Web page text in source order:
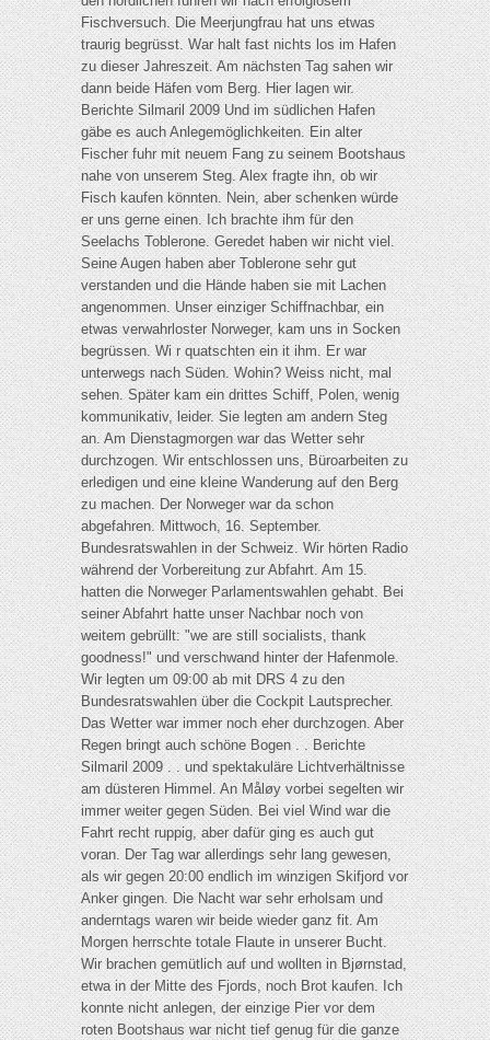
Fischversuch. Die Meerjungfrau hat uns etwas
traurig begrüsst. War halt fast nichts los im Hafen
zu dieser Jahreszeit. Am nächsten Tag sahen wir
dann beide Häfen vom Berg. Hier lagen wir.
Berichte Silmaril 2009 Und im südlichen Hafen
gäbe es auch Anlegemöglichkeiten. Ein alter
Fischer fuhr mit neuem Fang zu seinem Bootshaus
nahe von unserem Steg. Alex fragte ihn, ob wir
Fisch kaufen könnten. Nein, aber schenken würde
er uns gerne einen. Ich brachte ihm für den
Seelachs Toblerone. Geredet haben wir nicht viel.
Seine Augen haben aber Toblerone sehr gut
verstanden und die Hände haben sie mit Lachen
angenommen. Unser einziger Schiffnachbar, ein
etwas verwahrloster Norweger, kam uns in Socken
begrüssen. Wi r quatschten ein it ihm. Er war
unterwegs nach Süden. Wohin? Weiss nicht, mal
sehen. Später kam ein drittes Schiff, Polen, wenig
kommunikativ, leider. Sie legten am andern Steg
an. Am Dienstagmorgen war das Wetter sehr
durchzogen. Wir entschlossen uns, Büroarbeiten zu
erledigen und eine kleine Wanderung auf den Berg
zu machen. Der Norweger war da schon
abgefahren. Mittwoch, 16. September.
Bundesratswahlen in der Schweiz. Wir hörten Radio
während der Vorbereitung zur Abfahrt. Am 15.
hatten die Norweger Parlamentswahlen gehabt. Bei
seiner Abfahrt hatte unser Nachbar noch von
weitem gebrüllt: "we are still socialists, thank
goodness!" und verschwand hinter der Hafenmole.
Wir legten um 09:00 ab mit DRS 4 zu den
Bundesratswahlen über die Cockpit Lautsprecher.
Das Wetter war immer noch eher durchzogen. Aber
Regen bringt auch schöne Bogen . . Berichte
Silmaril 2009 . . und spektakuläre Lichtverhältnisse
am düsteren Himmel. An Måløy vorbei segelten wir
immer weiter gegen Süden. Bei viel Wind war die
Fahrt recht ruppig, aber dafür ging es auch gut
voran. Der Tag war allerdings sehr lang gewesen,
als wir gegen 20:00 endlich im winzigen Skifjord vor
Anker gingen. Die Nacht war sehr erholsam und
anderntags waren wir beide wieder ganz fit. Am
Morgen herrschte totale Flaute in unserer Bucht.
Wir brachen gemütlich auf und wollten in Bjørnstad,
etwa in der Mitte des Fjords, noch Brot kaufen. Ich
konnte nicht anlegen, der einzige Pier vor dem
roten Bootshaus war nicht tief genug für die ganze